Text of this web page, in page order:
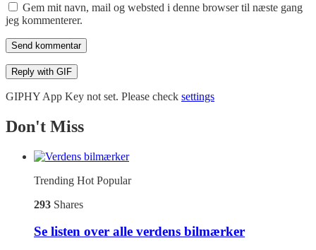
Gem mit navn, mail og websted i denne browser til næste gang
jeg kommenterer.
Send kommentar
Reply with GIF
GIPHY App Key not set. Please check settings
Don't Miss
Trending Hot Popular
293 Shares
Se listen over alle verdens bilmærker